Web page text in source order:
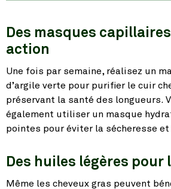
Des masques
action
Une fois par semaine, réalisez un
d’argile verte pour purifier le cuir
préservant la santé des longueurs.
également utiliser un masque
pointes pour éviter la sécheresse
Des huiles légères pour
Même les cheveux gras peuvent